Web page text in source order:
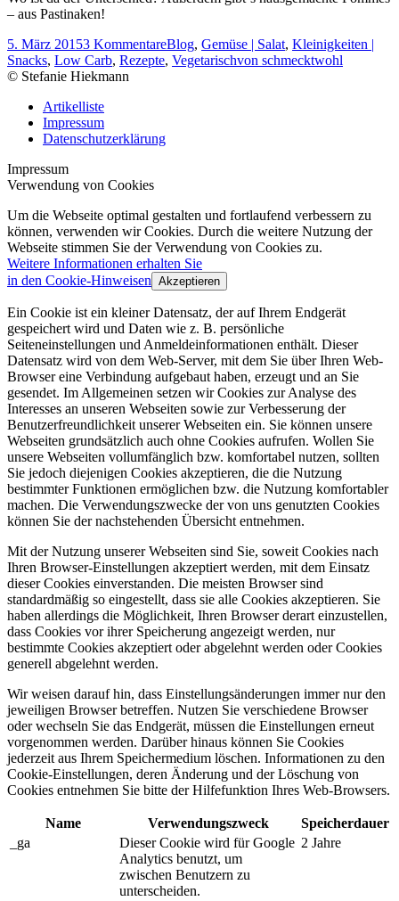
– aus Pastinaken!
5. März 20153 KommentareBlog, Gemüse | Salat, Kleinigkeiten |
Snacks, Low Carb, Rezepte, Vegetarischvon schmecktwohl
© Stefanie Hiekmann
Artikelliste
Impressum
Datenschutzerklärung
Impressum
Verwendung von Cookies
Um die Webseite optimal gestalten und fortlaufend verbessern zu
können, verwenden wir Cookies. Durch die weitere Nutzung der
Webseite stimmen Sie der Verwendung von Cookies zu.
Weitere Informationen erhalten Sie
in den Cookie-Hinweisen Akzeptieren
Ein Cookie ist ein kleiner Datensatz, der auf Ihrem Endgerät
gespeichert wird und Daten wie z. B. persönliche
Seiteneinstellungen und Anmeldeinformationen enthält. Dieser
Datensatz wird von dem Web-Server, mit dem Sie über Ihren Web-
Browser eine Verbindung aufgebaut haben, erzeugt und an Sie
gesendet. Im Allgemeinen setzen wir Cookies zur Analyse des
Interesses an unseren Webseiten sowie zur Verbesserung der
Benutzerfreundlichkeit unserer Webseiten ein. Sie können unsere
Webseiten grundsätzlich auch ohne Cookies aufrufen. Wollen Sie
unsere Webseiten vollumfänglich bzw. komfortabel nutzen, sollten
Sie jedoch diejenigen Cookies akzeptieren, die die Nutzung
bestimmter Funktionen ermöglichen bzw. die Nutzung komfortabler
machen. Die Verwendungszwecke der von uns genutzten Cookies
können Sie der nachstehenden Übersicht entnehmen.
Mit der Nutzung unserer Webseiten sind Sie, soweit Cookies nach
Ihren Browser-Einstellungen akzeptiert werden, mit dem Einsatz
dieser Cookies einverstanden. Die meisten Browser sind
standardmäßig so eingestellt, dass sie alle Cookies akzeptieren. Sie
haben allerdings die Möglichkeit, Ihren Browser derart einzustellen,
dass Cookies vor ihrer Speicherung angezeigt werden, nur
bestimmte Cookies akzeptiert oder abgelehnt werden oder Cookies
generell abgelehnt werden.
Wir weisen darauf hin, dass Einstellungsänderungen immer nur den
jeweiligen Browser betreffen. Nutzen Sie verschiedene Browser
oder wechseln Sie das Endgerät, müssen die Einstellungen erneut
vorgenommen werden. Darüber hinaus können Sie Cookies
jederzeit aus Ihrem Speichermedium löschen. Informationen zu den
Cookie-Einstellungen, deren Änderung und der Löschung von
Cookies entnehmen Sie bitte der Hilfefunktion Ihres Web-Browsers.
Name Verwendungszweck
Speicherdauer
_ga
Dieser Cookie wird für Google
Analytics benutzt, um
zwischen Benutzern zu
unterscheiden.
2 Jahre